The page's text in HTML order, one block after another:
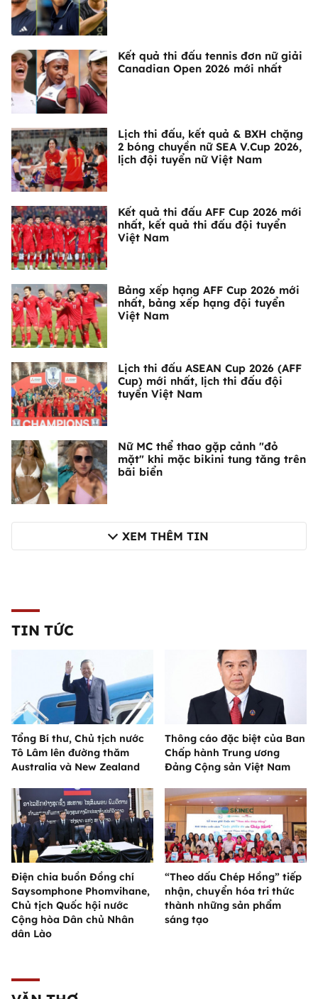
Kết quả thi đấu tennis đơn nữ giải
Canadian Open 2026 mới nhất
Lịch thi đấu, kết quả & BXH chặng
2 bóng chuyền nữ SEA V.Cup 2026,
lịch đội tuyển nữ Việt Nam
Kết quả thi đấu AFF Cup 2026 mới
nhất, kết quả thi đấu đội tuyển
Việt Nam
Bảng xếp hạng AFF Cup 2026 mới
nhất, bảng xếp hạng đội tuyển
Việt Nam
Lịch thi đấu ASEAN Cup 2026 (AFF
Cup) mới nhất, lịch thi đấu đội
tuyển Việt Nam
Nữ MC thể thao gặp cảnh "đỏ
mặt" khi mặc bikini tung tăng trên
bãi biển
XEM THÊM TIN
TIN TỨC
Tổng Bí thư, Chủ tịch nước
Tô Lâm lên đường thăm
Australia và New Zealand
Thông cáo đặc biệt của Ban
Chấp hành Trung ương
Đảng Cộng sản Việt Nam
Điện chia buồn Đồng chí
Saysomphone Phomvihane,
Chủ tịch Quốc hội nước
Cộng hòa Dân chủ Nhân
dân Lào
“Theo dấu Chép Hồng” tiếp
nhận, chuyển hóa tri thức
thành những sản phẩm
sáng tạo